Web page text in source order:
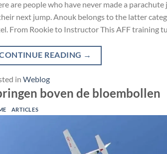
are people who have never made a
next jump. Anouk belongs to the latter
From Rookie to Instructor This AFF training
READING →
in Weblog
boven de bloembollen
ARTICLES